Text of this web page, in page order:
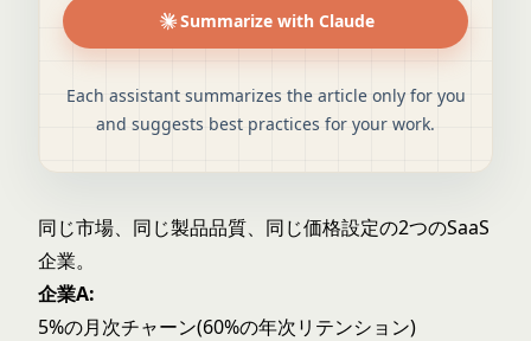
Summarize with Claude
Each assistant summarizes the article only for you
and suggests best practices for your work.
同じ市場、同じ製品品質、同じ価格設定の2つのSaaS
企業。
企業A:
5%の月次チャーン(60%の年次リテンション)